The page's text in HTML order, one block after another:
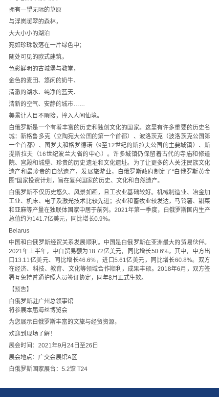
拥有一望无际的草原
与浮岚暖翠的森林，
大大小小的湖泊
宛如珍珠散落在一片绿色中；
随处可见的欧式建筑，
色彩鲜明的古城堡与教堂，
金色的麦田、悠闲的奶牛、
清澈的湖水、纯净的蓝天、
清新的空气、安静的城市……
美景让人目不暇接，撞入人间仙境。
白俄罗斯是一个有着丰富的历史和独创文化的国家。这里有许多重要的历史名
城：新格鲁多克（立陶宛大公国的第一个首都）、波洛茨克（波洛茨克公国第
一个首都）、图罗夫和格罗德诺（9至12世纪的斯拉夫公国的主要城镇）、斯
提斯拉夫（16世纪波兰大省的中心）。许多城镇仍保留着古代的寺庙和修道
院、宫殿和城堡、珍贵的历史遗址和文化遗址。为了让更多的人关注民族文化
遗产和最珍贵的自然遗产，发展旅游业，白俄罗斯政府制定了“白俄罗斯黄金
圈”国家投资计划，旨在复兴国家的历史、文化和自然遗产。
白俄罗斯不仅历史悠久、风景如画，且工农业基础较好。机械制造业、冶金加
工业、机床、电子及激光技术比较先进；农业和畜牧业较发达，马铃薯、甜菜
和亚麻等产量在独联体国家中居于前列。2021年第一季度，白俄罗斯国内生产
总值约为141.7亿美元，同比增长0.9%。
Belarus
中国和白俄罗斯经贸关系发展顺利。中国是白俄罗斯在亚洲最大的贸易伙伴。
2021年上半年，中白贸易额为18.72亿美元，同比增长50.6%。其中，中方出
口13.11亿美元、同比增长46.6%，进口5.61亿美元，同比增长60.8%。双方
在经济、科技、教育、文化等领域合作顺利，成果丰硕。2018年6月，双方签
署互免持普通护照人员签证协定，同年8月正式生效。
【预告】
白俄罗斯驻广州总领事馆
将参展本届海丝博览会
为您展示白俄罗斯丰富的文旅与经贸资源，
欢迎到现场了解！
展会时间：2021年9月24日至26日
展会地点：广交会展馆A区
白俄罗斯国家展台：5.2馆 T24